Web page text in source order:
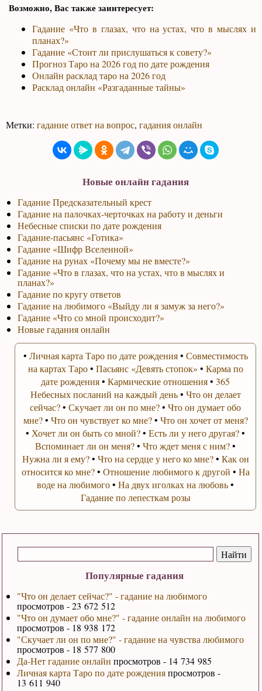
Популярные гадания
"Что он делает сейчас?" - гадание на любимого
просмотров - 23 672 512
"Что он думает обо мне?" - гадание онлайн на любимого
просмотров - 18 938 172
"Скучает ли он по мне?" - гадание на чувства любимого
просмотров - 18 577 800
Да-Нет гадание онлайн просмотров - 14 734 985
Личная карта Таро по дате рожденияпросмотров -
13 611 940
Возможно, Вас также заинтересует:
Гадание «Что в глазах, что на устах, что в мыслях и
планах?»
Гадание «Стоит ли прислушаться к совету?»
Прогноз Таро на 2026 год по дате рождения
Онлайн расклад таро на 2026 год
Расклад онлайн «Разгаданные тайны»
Метки:гадание ответ на вопрос,гадания онлайн
Новые онлайн гадания
Гадание Предсказательный крест
Гадание на палочках-черточках на работу и деньги
Небесные списки по дате рождения
Гадание-пасьянс «Готика»
Гадание «Шифр Вселенной»
Гадание на рунах «Почему мы не вместе?»
Гадание «Что в глазах, что на устах, что в мыслях и
планах?»
Гадание по кругу ответов
Гадание на любимого «Выйду ли я замуж за него?»
Гадание «Что со мной происходит?»
Новые гадания онлайн
• Личная карта Таро по дате рождения• Совместимость
на картах Таро• Пасьянс «Девять стопок» • Карма по
дате рождения•Кармические отношения•365
Небесных посланий на каждый день• Что он делает
сейчас?•Скучает ли он по мне?•Что он думает обо
мне?• Что он чувствует ко мне?• Что он хочет от меня?
• Хочет ли он быть со мной?•Есть ли у него другая?•
Вспоминает ли он меня?•Что ждет меня с ним?•
Нужна ли я ему?• Что на сердце у него ко мне?• Как он
относится ко мне?• Отношение любимого к другой • На
воде на любимого•На двух иголках на любовь•
Гадание по лепесткам розы